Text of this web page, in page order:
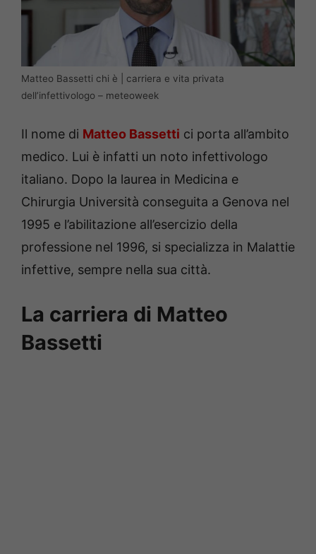
Matteo Bassetti chi è | carriera e vita privata
dell’infettivologo – meteoweek
Il nome di Matteo Bassetti ci porta all’ambito
medico. Lui è infatti un noto infettivologo
italiano. Dopo la laurea in Medicina e
Chirurgia Università conseguita a Genova nel
1995 e l’abilitazione all’esercizio della
professione nel 1996, si specializza in Malattie
infettive, sempre nella sua città.
La carriera di Matteo
Bassetti